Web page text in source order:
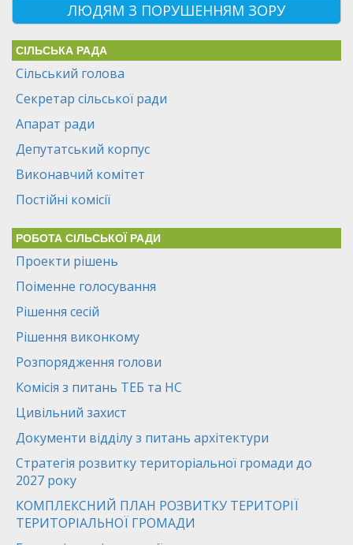
ЛЮДЯМ З ПОРУШЕННЯМ ЗОРУ
СІЛЬСЬКА РАДА
Сільський голова
Секретар сільської ради
Апарат ради
Депутатський корпус
Виконавчий комітет
Постійні комісії
РОБОТА СІЛЬСЬКОЇ РАДИ
Проекти рішень
Поіменне голосування
Рішення сесій
Рішення виконкому
Розпорядження голови
Комісія з питань ТЕБ та НС
Цивільний захист
Документи відділу з питань архітектури
Стратегія розвитку територіальної громади до
2027 року
КОМПЛЕКСНИЙ ПЛАН РОЗВИТКУ ТЕРИТОРІЇ
ТЕРИТОРІАЛЬНОЇ ГРОМАДИ